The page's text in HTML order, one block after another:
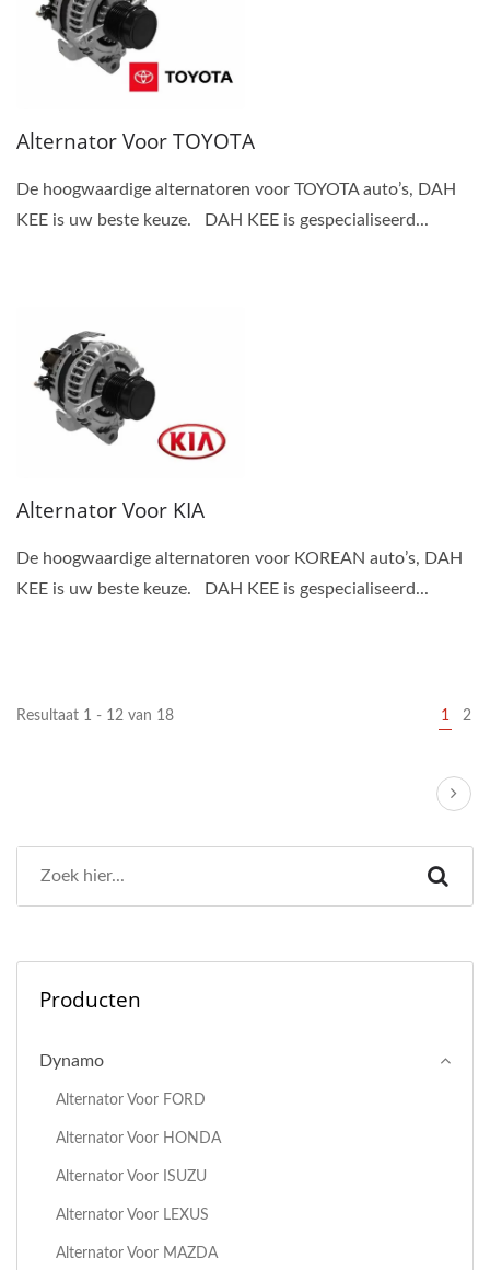
Alternator Voor TOYOTA
De hoogwaardige alternatoren voor TOYOTA auto’s, DAH
KEE is uw beste keuze. DAH KEE is gespecialiseerd...
Alternator Voor KIA
De hoogwaardige alternatoren voor KOREAN auto’s, DAH
KEE is uw beste keuze. DAH KEE is gespecialiseerd...
Resultaat 1 - 12 van 18 1 2
Producten
Dynamo
Alternator Voor FORD
Alternator Voor HONDA
Alternator Voor ISUZU
Alternator Voor LEXUS
Alternator Voor MAZDA